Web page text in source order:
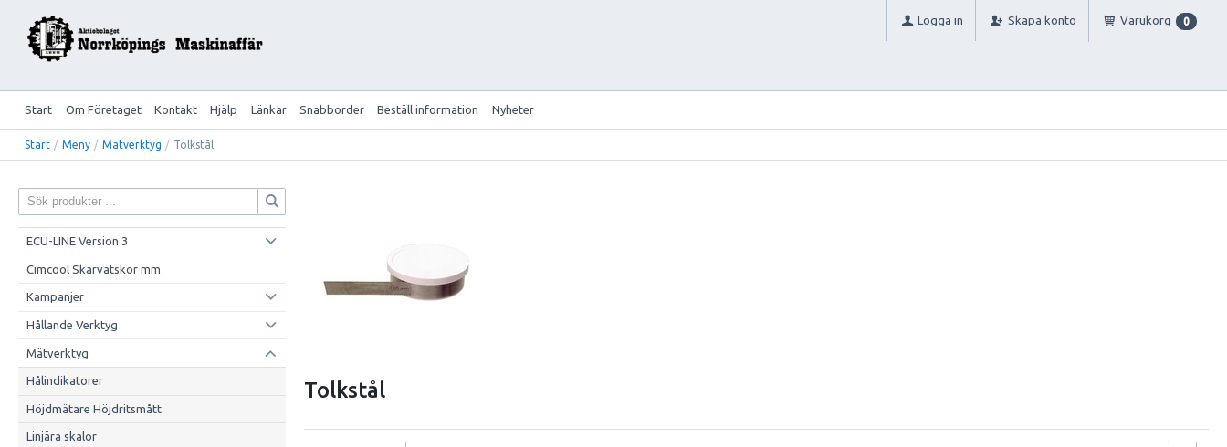
Logga in Skapa konto Varukorg 0
Start Om Företaget Kontakt Hjälp Länkar Snabborder Beställ information Nyheter
Start / Meny / Mätverktyg / Tolkstål
ECU-LINE Version 3
Cimcool Skärvätskor mm
Kampanjer
Hållande Verktyg
Mätverktyg
Hålindikatorer
Höjdmätare Höjdritsmått
Linjära skalor
Tolkstål